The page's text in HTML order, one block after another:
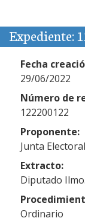
Expediente:
Fecha
29/06/2022
Número de
122200122
Proponente:
Junta
Extracto:
Diputado
Ordinario